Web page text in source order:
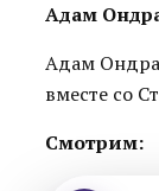
Адам
Адам Ондра
вместе со
Смотрим: